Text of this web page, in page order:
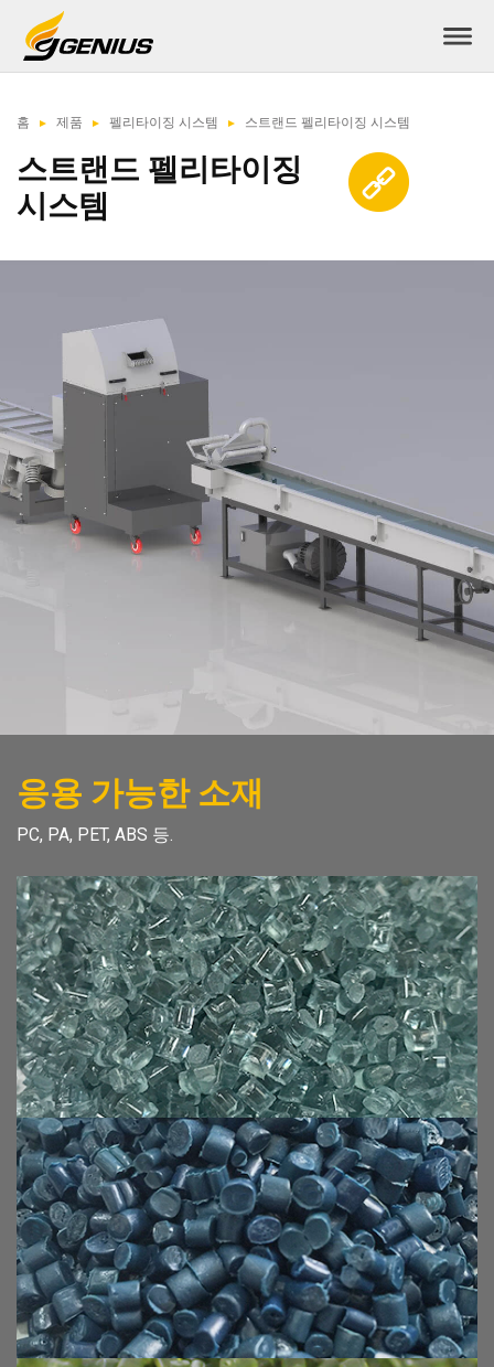
홈 제품 펠리타이징 시스템 스트랜드 펠리타이징 시스템
스트랜드 펠리타이징
시스템
응용 가능한 소재
PC, PA, PET, ABS 등.